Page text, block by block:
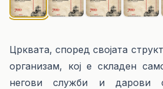
Црквата, според својата
организам, кој е складен
негови служби и дарови